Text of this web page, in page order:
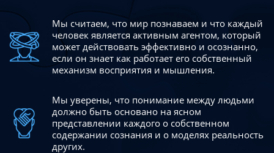
Мы считаем, что мир познаваем и что каждый
человек является активным агентом, который
может действовать эффективно и осознанно,
если он знает как работает его собственный
механизм восприятия и мышления.
Мы уверены, что понимание между людьми
должно быть основано на ясном
представлении каждого о собственном
содержании сознания и о моделях реальность
других.